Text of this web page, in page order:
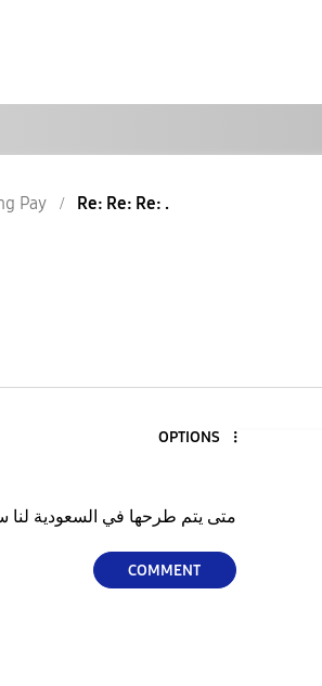
Pay Re: Re: Re: .
OPTIONS
متى يتم طرحها في السعودية لنا
COMMENT